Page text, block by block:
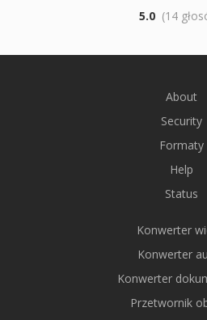
5.0 (14
About
Security
Formaty
Help
Status
Konwerter
Konwerter
Konwerter
Przetwornik